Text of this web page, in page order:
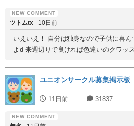
ツトムtx 10日前
いえいえ！ 自分は独身なので子供に喜
よd 来週辺りで良ければ色違いのクワッ
ユニオンサークル募集掲示板
11日前 31837